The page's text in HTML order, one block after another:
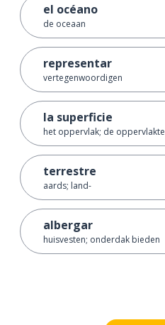
el océano
de oceaan
representar
vertegenwoordigen
la superficie
het oppervlak; de oppervlakte
terrestre
aards; land-
albergar
huisvesten; onderdak bieden